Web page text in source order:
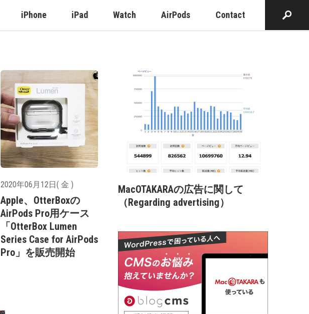
iPhone iPad Watch AirPods Contact
2020年06月12日( 金 )
Apple、OtterBoxの
AirPods Pro用ケース
「OtterBox Lumen
Series Case for AirPods
Pro」を販売開始
MacOTAKARAの広告に関して
（Regarding advertising）